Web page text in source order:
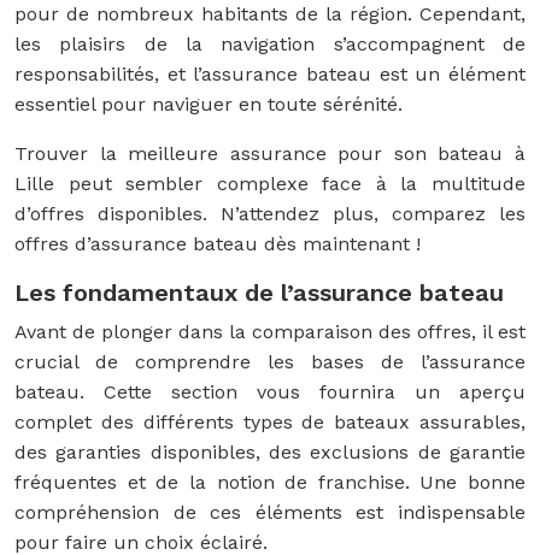
pour de nombreux habitants de la région. Cependant,
les plaisirs de la navigation s’accompagnent de
responsabilités, et l’assurance bateau est un élément
essentiel pour naviguer en toute sérénité.
Trouver la meilleure assurance pour son bateau à
Lille peut sembler complexe face à la multitude
d’offres disponibles. N’attendez plus, comparez les
offres d’assurance bateau dès maintenant !
Les fondamentaux de l’assurance bateau
Avant de plonger dans la comparaison des offres, il est
crucial de comprendre les bases de l’assurance
bateau. Cette section vous fournira un aperçu
complet des différents types de bateaux assurables,
des garanties disponibles, des exclusions de garantie
fréquentes et de la notion de franchise. Une bonne
compréhension de ces éléments est indispensable
pour faire un choix éclairé.